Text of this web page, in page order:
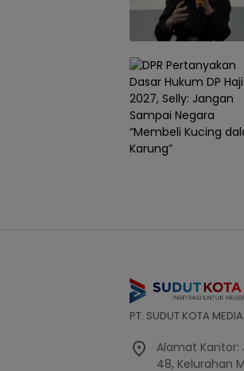
PT. SUDUT KOTA
Alamat Kantor:
48, Kelurahan